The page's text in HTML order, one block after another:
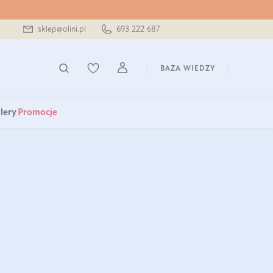
sklep@olini.pl 693 222 687
BAZA WIEDZY
Promocje